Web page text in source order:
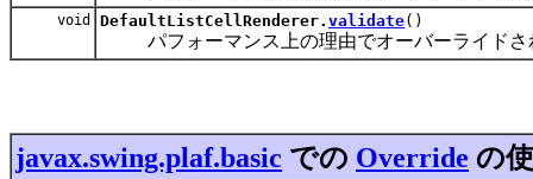
void DefaultListCellRenderer. validate()
パフォーマンス上の理由でオーバーライドさ
javax.swing.plaf.basic での Override の